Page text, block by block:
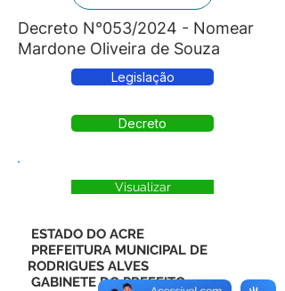
Decreto N°053/2024 - Nomear
Mardone Oliveira de Souza
Legislação
Decreto
Visualizar
ESTADO DO ACRE
PREFEITURA MUNICIPAL DE
RODRIGUES ALVES
GABINETE DO PREFEITO